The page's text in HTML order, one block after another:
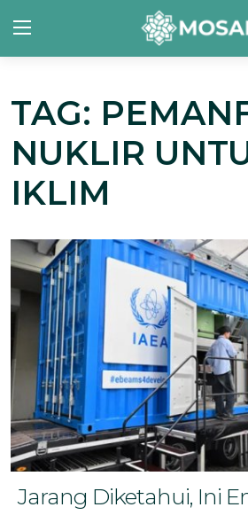
Contact
Tentang Kami
Risalah
Galeri
Inisiatif
Sorotan Berita
Bahasa
TAG:
NUKLIR
IKLIM
Jarang Diketahui, Ini